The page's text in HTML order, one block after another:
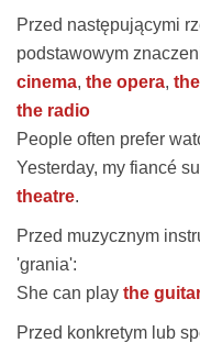
Przed następującymi
podstawowym
cinema, the opera,
the radio
People often prefer
Yesterday, my fiancé
theatre.
Przed muzycznym
'grania':
She can play the
Przed konkretym lub